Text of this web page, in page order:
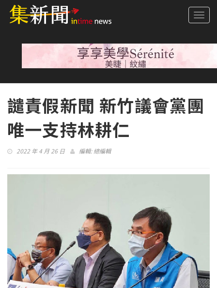
譴責假新聞 新竹議會黨團
唯一支持林耕仁
2022 年 4 月 26 日 編輯:總編輯